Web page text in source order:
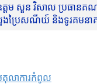
ម សួន វិសាល ប្រធានគណ
រសួងប្រៃសណីយ៍ និងទូរគ
តុលាការកំពូល